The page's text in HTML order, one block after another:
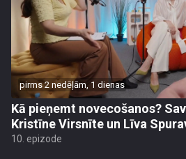
pirms 2 nedēļām, 1 dienas
Kā pieņemt novecošanos?
Kristīne Virsnīte un Līva
10. epizode